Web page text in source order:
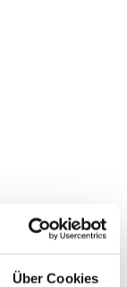
Über Cookies